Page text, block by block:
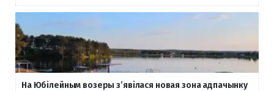
На Юбілейным возеры з’явілася новая зона адпачынку